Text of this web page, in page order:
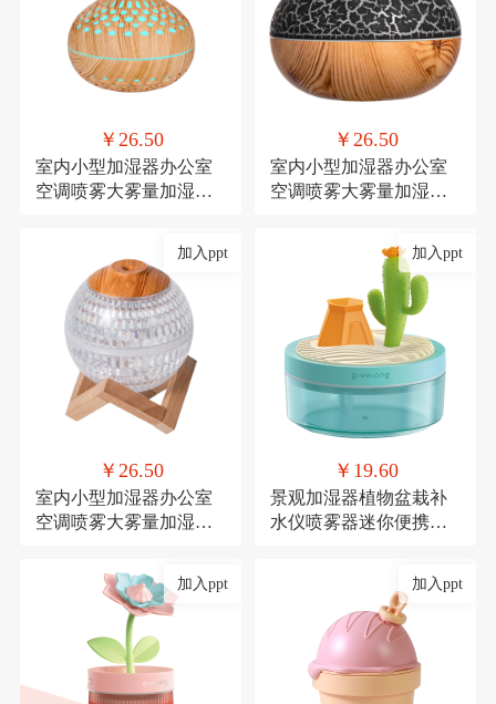
￥26.50
室内小型加湿器办公室
空调喷雾大雾量加湿器
￥26.50
室内小型加湿器办公室
空调喷雾大雾量加湿器
加入ppt
￥26.50
室内小型加湿器办公室
空调喷雾大雾量加湿器
加入ppt
￥19.60
景观加湿器植物盆栽补
水仪喷雾器迷你便携式
加入ppt 加入ppt